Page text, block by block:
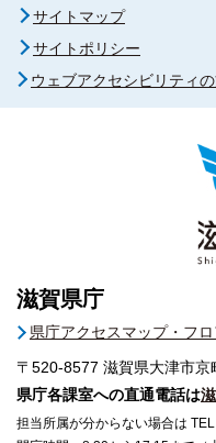
サイトマップ
サイトポリシー
ウェブアクセシビリティ
滋賀県庁
県庁アクセスマップ・フ
〒520-8577 滋賀県大津市京
県庁各課室への直通電話は
担当所属が分からない場合は